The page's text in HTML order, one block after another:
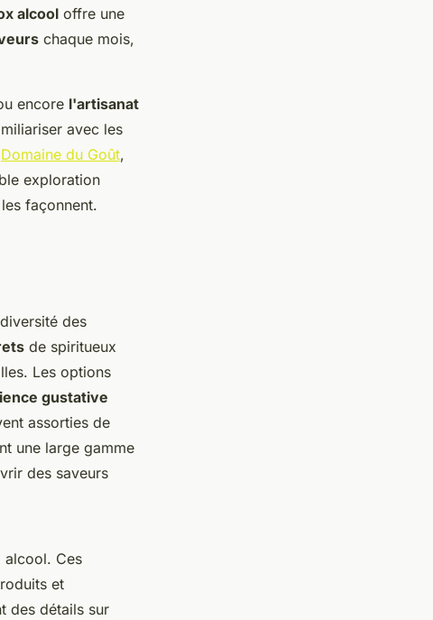
alcool offre une
chaque mois,
encore l'artisanat
avec les
Domaine du Goût,
exploration
façonnent.
des
de spiritueux
Les options
gustative
assorties de
une large gamme
des saveurs
alcool. Ces
et
des détails sur